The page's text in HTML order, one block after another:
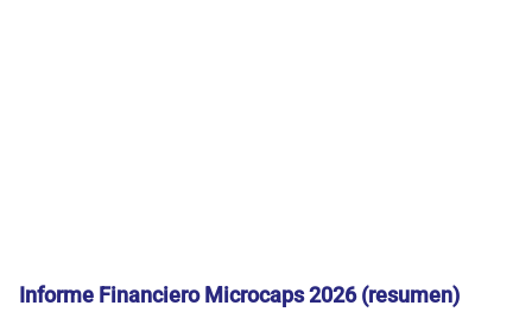
Informe Financiero Microcaps 2026 (resumen)